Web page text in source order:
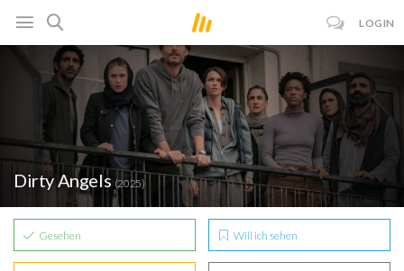
LOGIN
Dirty Angels (2025)
Gesehen Will ich sehen